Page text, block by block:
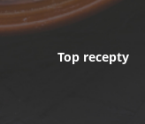
Top recepty